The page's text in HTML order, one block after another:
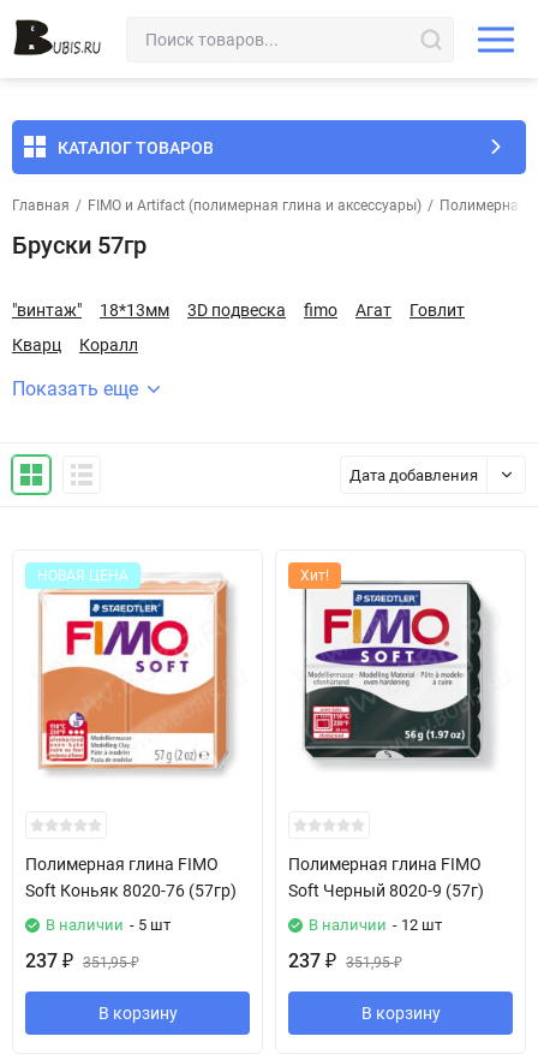
КАТАЛОГ ТОВАРОВ
Главная / FIMO и Artifact (полимерная глина и аксессуары) / Полимерная
Бруски 57гр
"винтаж" 18*13мм 3D подвеска fimo Агат
Говлит
Кварц
Коралл
Показать еще
Дата добавления
НОВАЯ ЦЕНА
Полимерная глина FIMO
Soft Коньяк 8020-76 (57гр)
В наличии - 5 шт
237 ₽ 351,95₽
В корзину
Хит!
Полимерная глина FIMO
Soft Черный 8020-9 (57г)
В наличии - 12 шт
237 ₽ 351,95₽
В корзину